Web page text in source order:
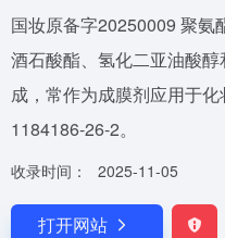
国妆原备字20250009 聚氨
酒石酸酯、氢化二亚油酸
成，常作为成膜剂应用于
1184186-26-2。
收录时间： 2025-11-05
打开网站